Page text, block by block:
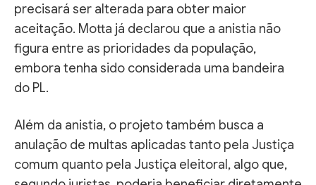
precisará ser alterada para obter maior
aceitação. Motta já declarou que a anistia não
figura entre as prioridades da população,
embora tenha sido considerada uma bandeira
do PL.
Além da anistia, o projeto também busca a
anulação de multas aplicadas tanto pela Justiça
comum quanto pela Justiça eleitoral, algo que,